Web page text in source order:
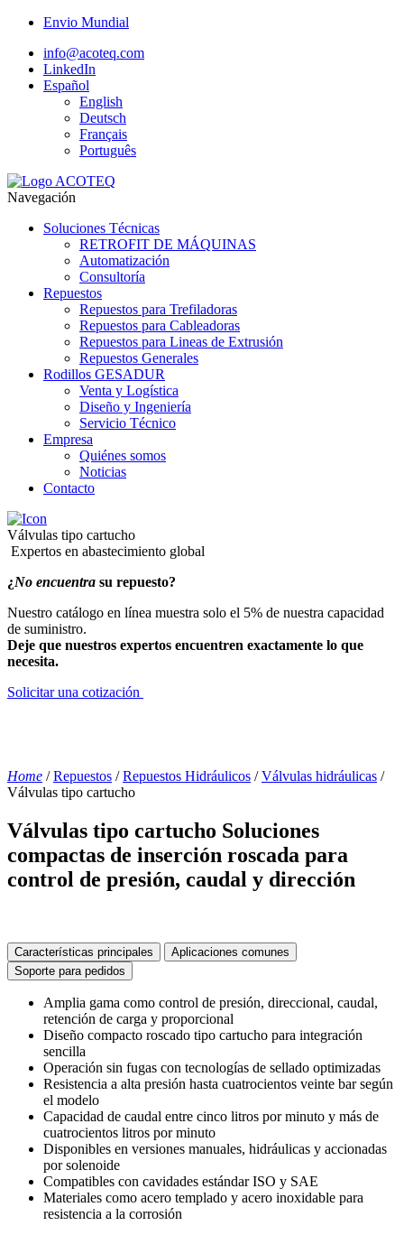
Envio Mundial
info@acoteq.com
LinkedIn
Español
English
Deutsch
Français
Português
Navegación
Soluciones Técnicas
RETROFIT DE MÁQUINAS
Automatización
Consultoría
Repuestos
Repuestos para Trefiladoras
Repuestos para Cableadoras
Repuestos para Lineas de Extrusión
Repuestos Generales
Rodillos GESADUR
Venta y Logística
Diseño y Ingeniería
Servicio Técnico
Empresa
Quiénes somos
Noticias
Contacto
Válvulas tipo cartucho
Expertos en abastecimiento global
¿No encuentra su repuesto?
Nuestro catálogo en línea muestra solo el 5% de nuestra capacidad
de suministro.
Deje que nuestros expertos encuentren exactamente lo que
necesita.
Solicitar una cotización
Home /Repuestos /Repuestos Hidráulicos /Válvulas hidráulicas /
Válvulas tipo cartucho
Válvulas tipo cartucho Soluciones
compactas de inserción roscada para
control de presión, caudal y dirección
Características principales
Aplicaciones comunes
Soporte para pedidos
Amplia gama como control de presión, direccional, caudal,
retención de carga y proporcional
Diseño compacto roscado tipo cartucho para integración
sencilla
Operación sin fugas con tecnologías de sellado optimizadas
Resistencia a alta presión hasta cuatrocientos veinte bar según
el modelo
Capacidad de caudal entre cinco litros por minuto y más de
cuatrocientos litros por minuto
Disponibles en versiones manuales, hidráulicas y accionadas
por solenoide
Compatibles con cavidades estándar ISO y SAE
Materiales como acero templado y acero inoxidable para
resistencia a la corrosión